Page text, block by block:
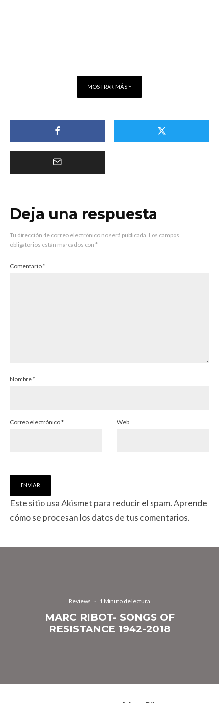
MOSTRAR MÁS
Deja una respuesta
Tu dirección de correo electrónico no será publicada. Los campos
obligatorios están marcados con *
Comentario*
Nombre*
Correo electrónico* Web
Este sitio usa Akismet para reducir el spam.Aprende
cómo se procesan los datos de tus comentarios.
Reviews · 1 Minuto de lectura
MARC RIBOT- SONGS OF
RESISTANCE 1942-2018